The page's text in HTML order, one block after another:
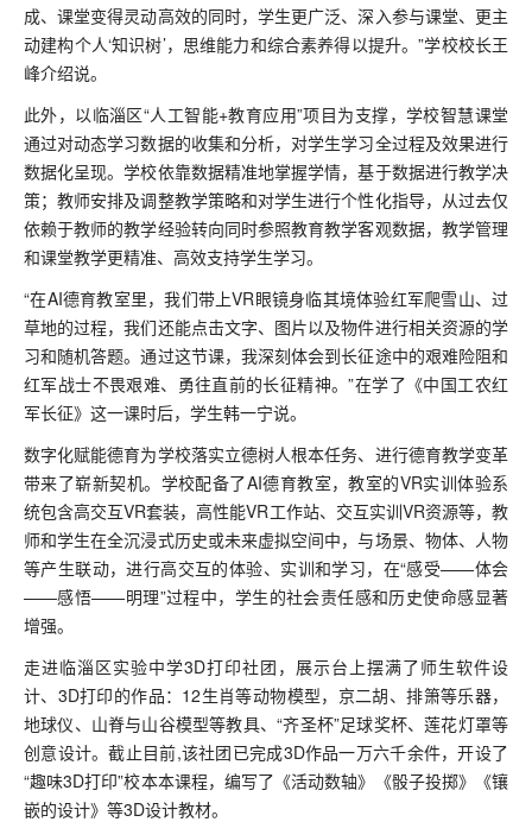
成、课堂变得灵动高效的同时，学生更广泛、深入参与课堂、更主
动建构个人‘知识树’，思维能力和综合素养得以提升。”学校校长王
峰介绍说。
此外，以临淄区“人工智能+教育应用”项目为支撑，学校智慧课堂
通过对动态学习数据的收集和分析，对学生学习全过程及效果进行
数据化呈现。学校依靠数据精准地掌握学情，基于数据进行教学决
策；教师安排及调整教学策略和对学生进行个性化指导，从过去仅
依赖于教师的教学经验转向同时参照教育教学客观数据，教学管理
和课堂教学更精准、高效支持学生学习。
“在AI德育教室里，我们带上VR眼镜身临其境体验红军爬雪山、过
草地的过程，我们还能点击文字、图片以及物件进行相关资源的学
习和随机答题。通过这节课，我深刻体会到长征途中的艰难险阻和
红军战士不畏艰难、勇往直前的长征精神。”在学了《中国工农红
军长征》这一课时后，学生韩一宁说。
数字化赋能德育为学校落实立德树人根本任务、进行德育教学变革
带来了崭新契机。学校配备了AI德育教室，教室的VR实训体验系
统包含高交互VR套装，高性能VR工作站、交互实训VR资源等，教
师和学生在全沉浸式历史或未来虚拟空间中，与场景、物体、人物
等产生联动，进行高交互的体验、实训和学习，在“感受——体会
——感悟——明理”过程中，学生的社会责任感和历史使命感显著
增强。
走进临淄区实验中学3D打印社团，展示台上摆满了师生软件设
计、3D打印的作品：12生肖等动物模型，京二胡、排箫等乐器，
地球仪、山脊与山谷模型等教具、“齐圣杯”足球奖杯、莲花灯罩等
创意设计。截止目前,该社团已完成3D作品一万六千余件，开设了
“趣味3D打印”校本本课程，编写了《活动数轴》《骰子投掷》《镶
嵌的设计》等3D设计教材。